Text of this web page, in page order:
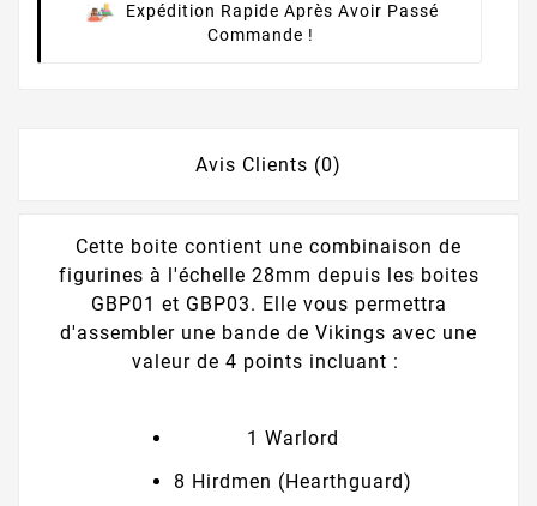
Expédition Rapide Après Avoir Passé
Commande !
Avis Clients (0)
Cette boite contient une combinaison de
figurines à l'échelle 28mm depuis les boites
GBP01 et GBP03. Elle vous permettra
d'assembler une bande de Vikings avec une
valeur de 4 points incluant :
1 Warlord
8 Hirdmen (Hearthguard)